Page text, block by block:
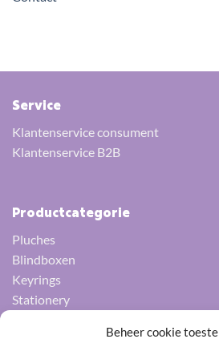
Beheer cookie
Service
Klantenservice consument
Klantenservice B2B
Productcategorie
Pluches
Blindboxen
Keyrings
Stationery